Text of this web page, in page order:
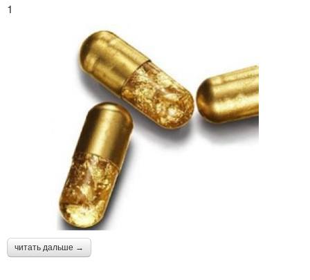
1
читать дальше →